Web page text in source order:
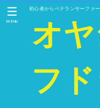
初心者からベテランサーファ
オ
フ
MENU